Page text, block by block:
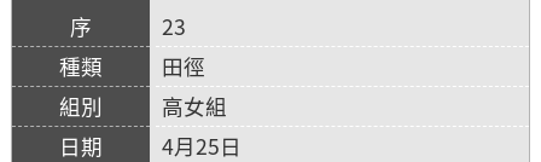
23
田徑
高女組
4月25日